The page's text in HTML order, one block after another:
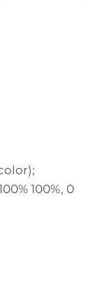
100%, 0